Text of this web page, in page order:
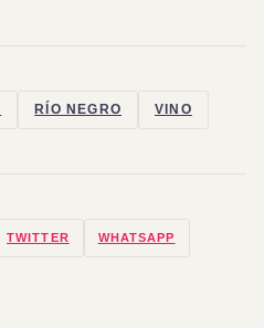
RÍO NEGRO VINO
TWITTER WHATSAPP